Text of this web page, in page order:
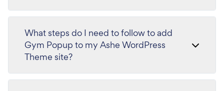
What steps do I need to follow to add
Gym Popup to my Ashe WordPress
Theme site?